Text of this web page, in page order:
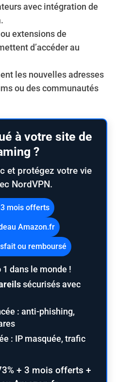
avec intégration de
extensions de
d’accéder au
les nouvelles adresses
ou des communautés
à votre site de
?
et protégez votre vie
NordVPN.
3 mois offerts
Amazon.fr
ou remboursé
1 dans le monde !
sécurisés avec
: anti-phishing,
: IP masquée, trafic
+ 3 mois offerts +